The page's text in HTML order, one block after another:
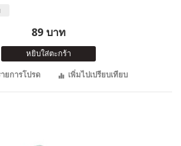
89 บาท
หยิบใส่ตะกร้า
ยการโปรด
เพิ่มไปเปรียบเทียบ